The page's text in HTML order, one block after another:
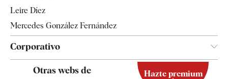
Leire Díez
Mercedes González Fernández
Corporativo
Contacto
Otras webs de Hazte premium